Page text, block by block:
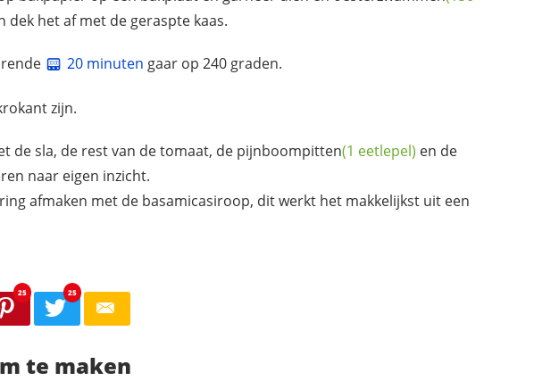
dek het af met de geraspte kaas.
20 minuten gaar op 240 graden.
zijn.
de sla, de rest van de tomaat, de pijnboompitten(1 eetlepel) en de
naar eigen inzicht.
afmaken met de basamicasiroop, dit werkt het makkelijkst uit een
25 25
te maken